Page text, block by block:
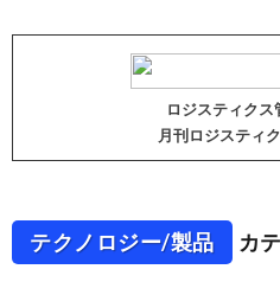
ロジスティクス
月刊ロジスティ
テクノロジー/製品 カ